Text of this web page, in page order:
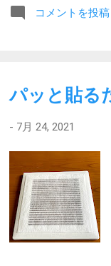
コメントを投稿
パッと貼る
- 7月 24, 2021